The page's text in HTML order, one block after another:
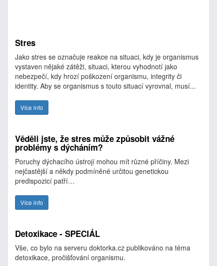
Stres
Jako stres se označuje reakce na situaci, kdy je organismus
vystaven nějaké zátěži, situaci, kterou vyhodnotí jako
nebezpečí, kdy hrozí poškození organismu, integrity či
identity. Aby se organismus s touto situací vyrovnal, musí...
Více info
Věděli jste, že stres může způsobit vážné
problémy s dýcháním?
Poruchy dýchacího ústrojí mohou mít různé příčiny. Mezi
nejčastější a někdy podmíněné určitou genetickou
predispozicí patří…
Více info
Detoxikace - SPECIÁL
Vše, co bylo na serveru doktorka.cz publikováno na téma
detoxikace, pročišťování organismu.